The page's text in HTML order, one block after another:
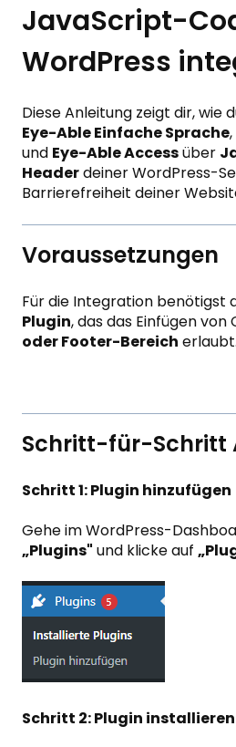
JavaScript-
WordPress
Diese Anleitung zeigt dir, wie
Eye-Able Einfache Sprache,
und Eye-Able Accessüber
Headerdeiner WordPress-
Barrierefreiheit deiner
Voraussetzungen
Für die Integration benötigst
Plugin, das das Einfügen von
oder Footer-Bereich erlaubt.
Schritt-für-Schritt
Schritt 1: Plugin hinzufügen
Gehe im WordPress-
„Plugins" und klicke auf
Schritt 2: Plugin installieren